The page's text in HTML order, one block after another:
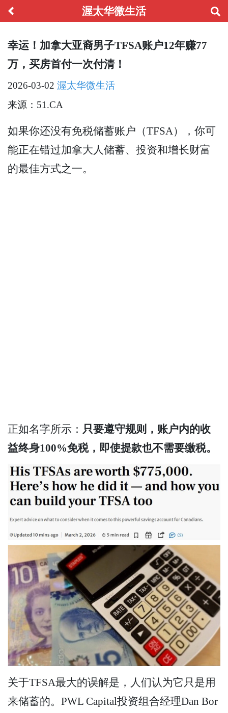
渥太华微生活
幸运！加拿大亚裔男子TFSA账户12年赚77
万，买房首付一次付清！
2026-03-02 渥太华微生活
来源：51.CA
如果你还没有免税储蓄账户（TFSA），你可
能正在错过加拿大人储蓄、投资和增长财富
的最佳方式之一。
正如名字所示： 只要遵守规则，账户内的收
益终身100%免税，即使提款也不需要缴税。
关于TFSA最大的误解是，人们认为它只是用
来储蓄的。PWL Capital投资组合经理Dan Bor